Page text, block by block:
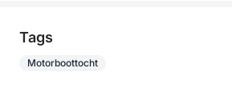
Tags
Motorboottocht